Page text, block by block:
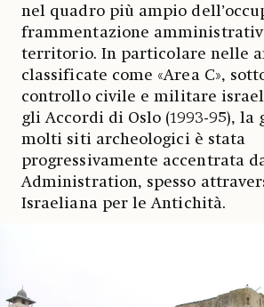
nel quadro più ampio
frammentazione
territorio. In particolare nelle
classificate come «Area C»,
controllo civile e militare
gli Accordi di Oslo (1993-95), la
molti siti archeologici è stata
progressivamente accentrata
Administration, spesso
Israeliana per le Antichità.